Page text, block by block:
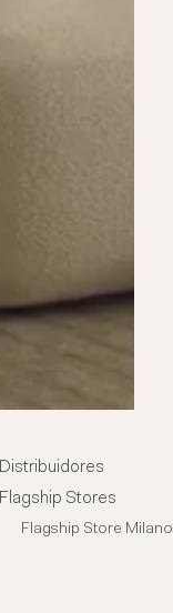
Distribuidores
Flagship Stores
Flagship Store Milano